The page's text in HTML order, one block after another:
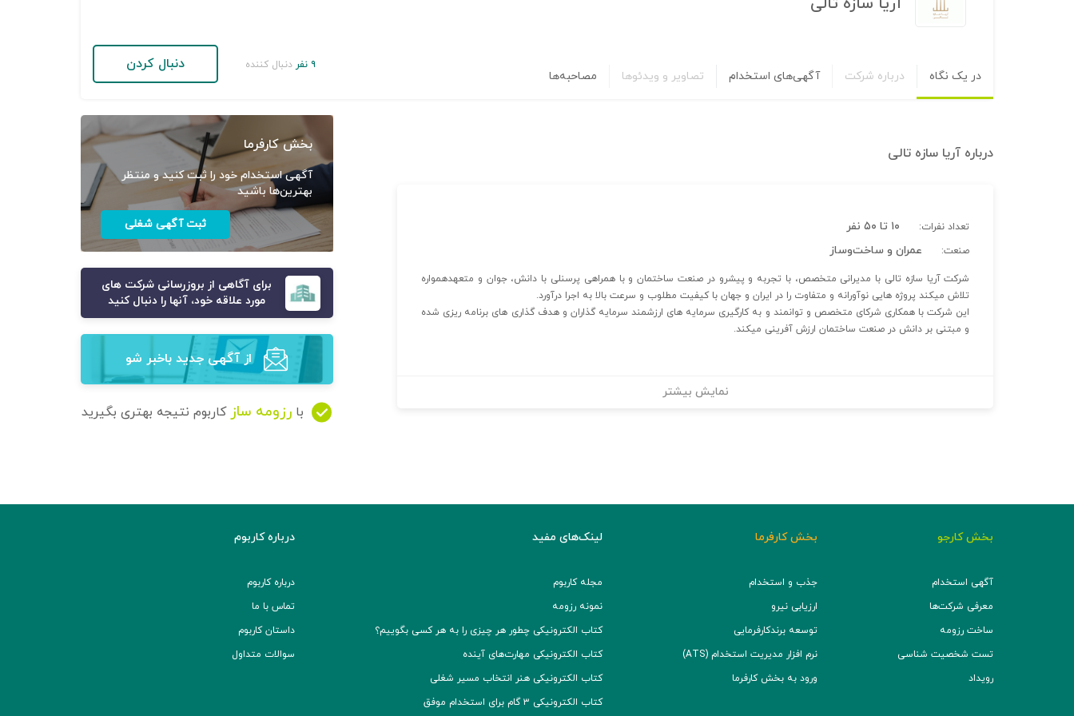
در یک نگاه درباره شرکت آگهی‌های استخدام تصاویر و ویدئوها مصاحبه‌ها
۹ نفر دنبال کننده دنبال کردن
درباره آریا سازه تالی
تعداد نفرات: ۱۰ تا ۵۰ نفر
صنعت: عمران و ساخت‌وساز
شرکت آریا سازه تالی با مدیرانی متخصص، با تجربه و پیشرو در صنعت ساختمان و با همراهی پرسنلی با دانش، جوان و متعهدهمواره
تلاش میکند پروژه هایی نوآورانه و متفاوت را در ایران و جهان با کیفیت مطلوب و سرعت بالا به اجرا درآورد.
این شرکت با همکاری شرکای متخصص و توانمند و به کارگیری سرمایه های ارزشمند سرمایه گذاران و هدف گذاری های برنامه ریزی شده
و مبتنی بر دانش در صنعت ساختمان ارزش آفرینی میکند.
نمایش بیشتر
بخش کارفرما
آگهی استخدام خود را ثبت کنید و منتظر
بهترین‌ها باشید
ثبت آگهی شغلی
برای آگاهی از بروزرسانی شرکت های
مورد علاقه خود، آنها را دنبال کنید
از آگهی‌ جدید باخبر شو
با رزومه ساز کاربوم نتیجه بهتری بگیرید
بخش کارجو
آگهی استخدام
معرفی شرکت‌ها
ساخت رزومه
تست شخصیت شناسی
رویداد
بخش کارفرما
جذب و استخدام
ارزیابی نیرو
توسعه برند‌کارفرمایی
نرم افزار مدیریت استخدام (ATS)
ورود به بخش کارفرما
لینک‌های مفید
مجله کاربوم
نمونه رزومه
کتاب الکترونیکی چطور هر چیزی را به هر کسی بگوییم؟
کتاب الکترونیکی مهارت‌های آینده
کتاب الکترونیکی هنر انتخاب مسیر شغلی
کتاب الکترونیکی ۳ گام برای استخدام موفق
درباره کاربوم
درباره کاربوم
تماس با ما
داستان کاربوم
سوالات متداول